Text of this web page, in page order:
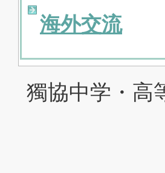
海外交流
獨協中学・高